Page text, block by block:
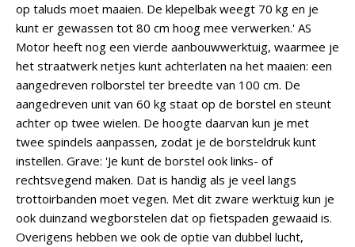
op taluds moet maaien. De klepelbak weegt 70 kg en je
kunt er gewassen tot 80 cm hoog mee verwerken.' AS
Motor heeft nog een vierde aanbouwwerktuig, waarmee je
het straatwerk netjes kunt achterlaten na het maaien: een
aangedreven rolborstel ter breedte van 100 cm. De
aangedreven unit van 60 kg staat op de borstel en steunt
achter op twee wielen. De hoogte daarvan kun je met
twee spindels aanpassen, zodat je de borsteldruk kunt
instellen. Grave: 'Je kunt de borstel ook links- of
rechtsvegend maken. Dat is handig als je veel langs
trottoirbanden moet vegen. Met dit zware werktuig kun je
ook duinzand wegborstelen dat op fietspaden gewaaid is.
Overigens hebben we ook de optie van dubbel lucht,